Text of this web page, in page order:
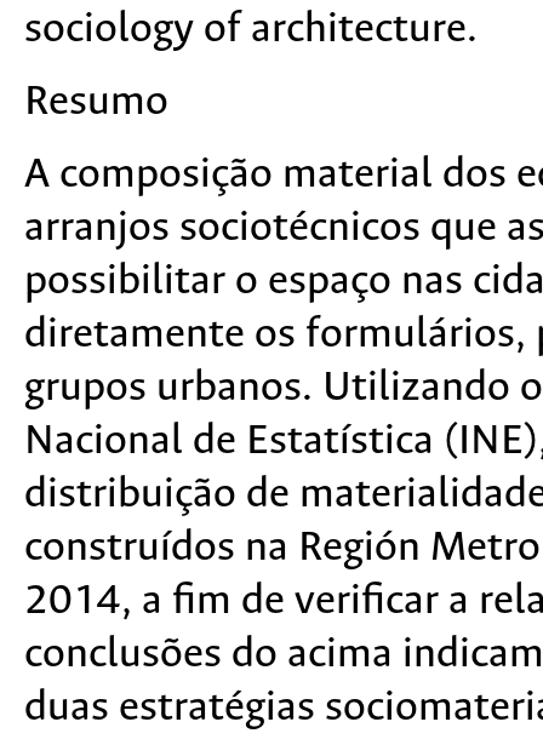
sociology of architecture.
Resumo
A composição material dos
arranjos sociotécnicos que
possibilitar o espaço nas
diretamente os formulários,
grupos urbanos. Utilizando
Nacional de Estatística
distribuição de
construídos na Región
2014, a fim de verificar a
conclusões do acima
duas estratégias